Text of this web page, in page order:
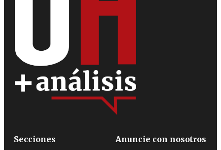
Secciones
Anuncie con nosotros